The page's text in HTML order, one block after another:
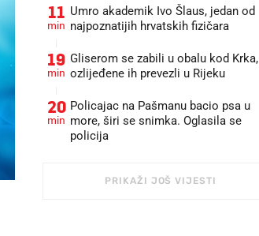
11
min
Umro akademik Ivo Šlaus, jedan od
najpoznatijih hrvatskih fizičara
19
min
Gliserom se zabili u obalu kod Krka,
ozlijeđene ih prevezli u Rijeku
20
min
Policajac na Pašmanu bacio psa u
more, širi se snimka. Oglasila se
policija
PRIKAŽI JOŠ VIJESTI